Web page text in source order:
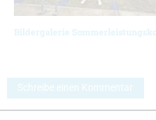
Bildergalerie
Schreibe einen Kommentar